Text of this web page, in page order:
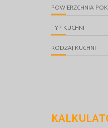
POWIERZCHNIA
TYP KUCHNI
RODZAJ KUCHNI